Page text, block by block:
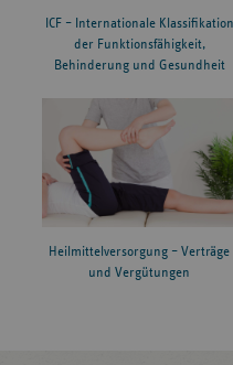
ICF – Internationale Klassifikation
der Funktionsfähigkeit,
Behinderung und Gesundheit
Heilmittelversorgung – Verträge
und Vergütungen